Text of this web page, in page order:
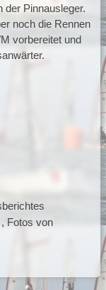
der Pinnausleger.
noch die Rennen
vorbereitet und
, Fotos von